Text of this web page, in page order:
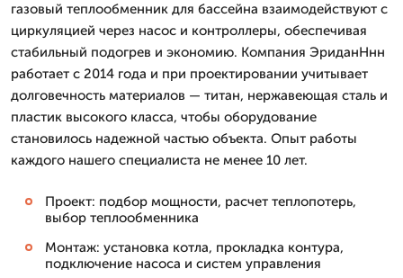
газовый теплообменник для бассейна взаимодействуют с
циркуляцией через насос и контроллеры, обеспечивая
стабильный подогрев и экономию. Компания ЭриданНнн
работает с 2014 года и при проектировании учитывает
долговечность материалов — титан, нержавеющая сталь и
пластик высокого класса, чтобы оборудование
становилось надежной частью объекта. Опыт работы
каждого нашего специалиста не менее 10 лет.
Проект: подбор мощности, расчет теплопотерь,
выбор теплообменника
Монтаж: установка котла, прокладка контура,
подключение насоса и систем управления